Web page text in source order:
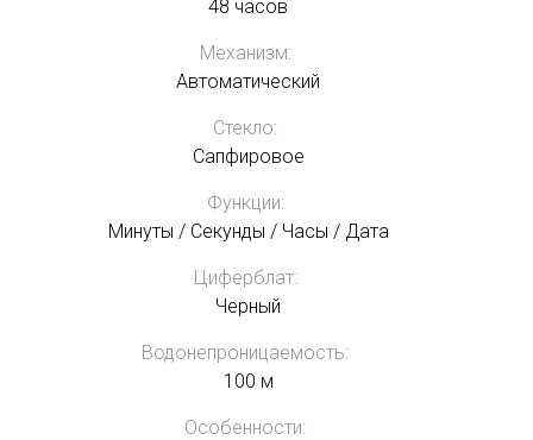
48 часов
Механизм:
Автоматический
Стекло:
Сапфировое
Функции:
Минуты / Секунды / Часы / Дата
Циферблат:
Черный
Водонепроницаемость:
100 м
Особенности: